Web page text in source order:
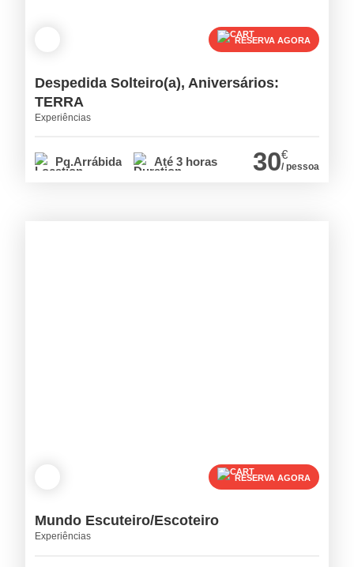
RESERVA AGORA
Despedida Solteiro(a), Aniversários:
TERRA
Experiências
Pq.Arrábida Até 3 horas 30€
/ pessoa
RESERVA AGORA
Mundo Escuteiro/Escoteiro
Experiências